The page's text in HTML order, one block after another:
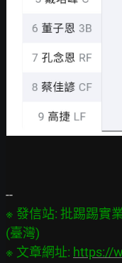
※ 發信站: 批踢踢實
(臺灣)
※ 文章網址: https://